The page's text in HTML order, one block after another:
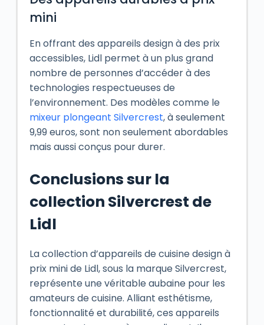
mini
En offrant des appareils design à des prix
accessibles, Lidl permet à un plus grand
nombre de personnes d’accéder à des
technologies respectueuses de
l’environnement. Des modèles comme le
mixeur plongeant Silvercrest, à seulement
9,99 euros, sont non seulement abordables
mais aussi conçus pour durer.
Conclusions sur la
collection Silvercrest de
Lidl
La collection d’appareils de cuisine design à
prix mini de Lidl, sous la marque Silvercrest,
représente une véritable aubaine pour les
amateurs de cuisine. Alliant esthétisme,
fonctionnalité et durabilité, ces appareils